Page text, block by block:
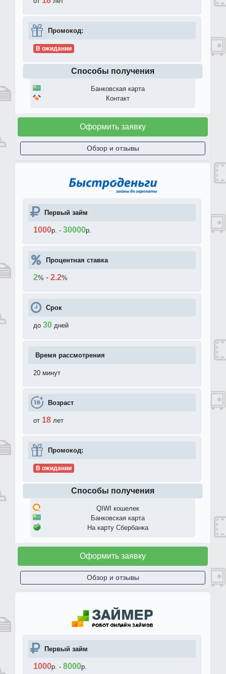
Промокод:
В ожидании
Способы получения
Банковская карта
Контакт
Оформить заявку
Обзор и отзывы
Первый займ
1000р. - 30000р.
Процентная ставка
2% - 2.2%
Срок
до 30 дней
Время рассмотрения
20 минут
Возраст
от 18 лет
Промокод:
В ожидании
Способы получения
QIWI кошелек
Банковская карта
На карту Сбербанка
Оформить заявку
Обзор и отзывы
Первый займ
1000р. - 8000р.